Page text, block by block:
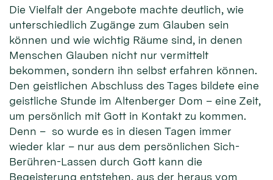
Die Vielfalt der Angebote machte deutlich, wie
unterschiedlich Zugänge zum Glauben sein
können und wie wichtig Räume sind, in denen
Menschen Glauben nicht nur vermittelt
bekommen, sondern ihn selbst erfahren können.
Den geistlichen Abschluss des Tages bildete eine
geistliche Stunde im Altenberger Dom – eine Zeit,
um persönlich mit Gott in Kontakt zu kommen.
Denn – so wurde es in diesen Tagen immer
wieder klar – nur aus dem persönlichen Sich-
Berühren-Lassen durch Gott kann die
Begeisterung entstehen, aus der heraus vom